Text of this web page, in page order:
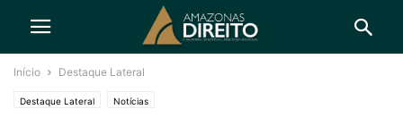
Início Destaque Lateral
Destaque Lateral Notícias